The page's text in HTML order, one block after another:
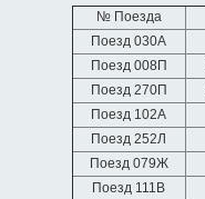
№ Поезда
Поезд 030А
Поезд 008П
Поезд 270П
Поезд 102А
Поезд 252Л
Поезд 079Ж
Поезд 111В